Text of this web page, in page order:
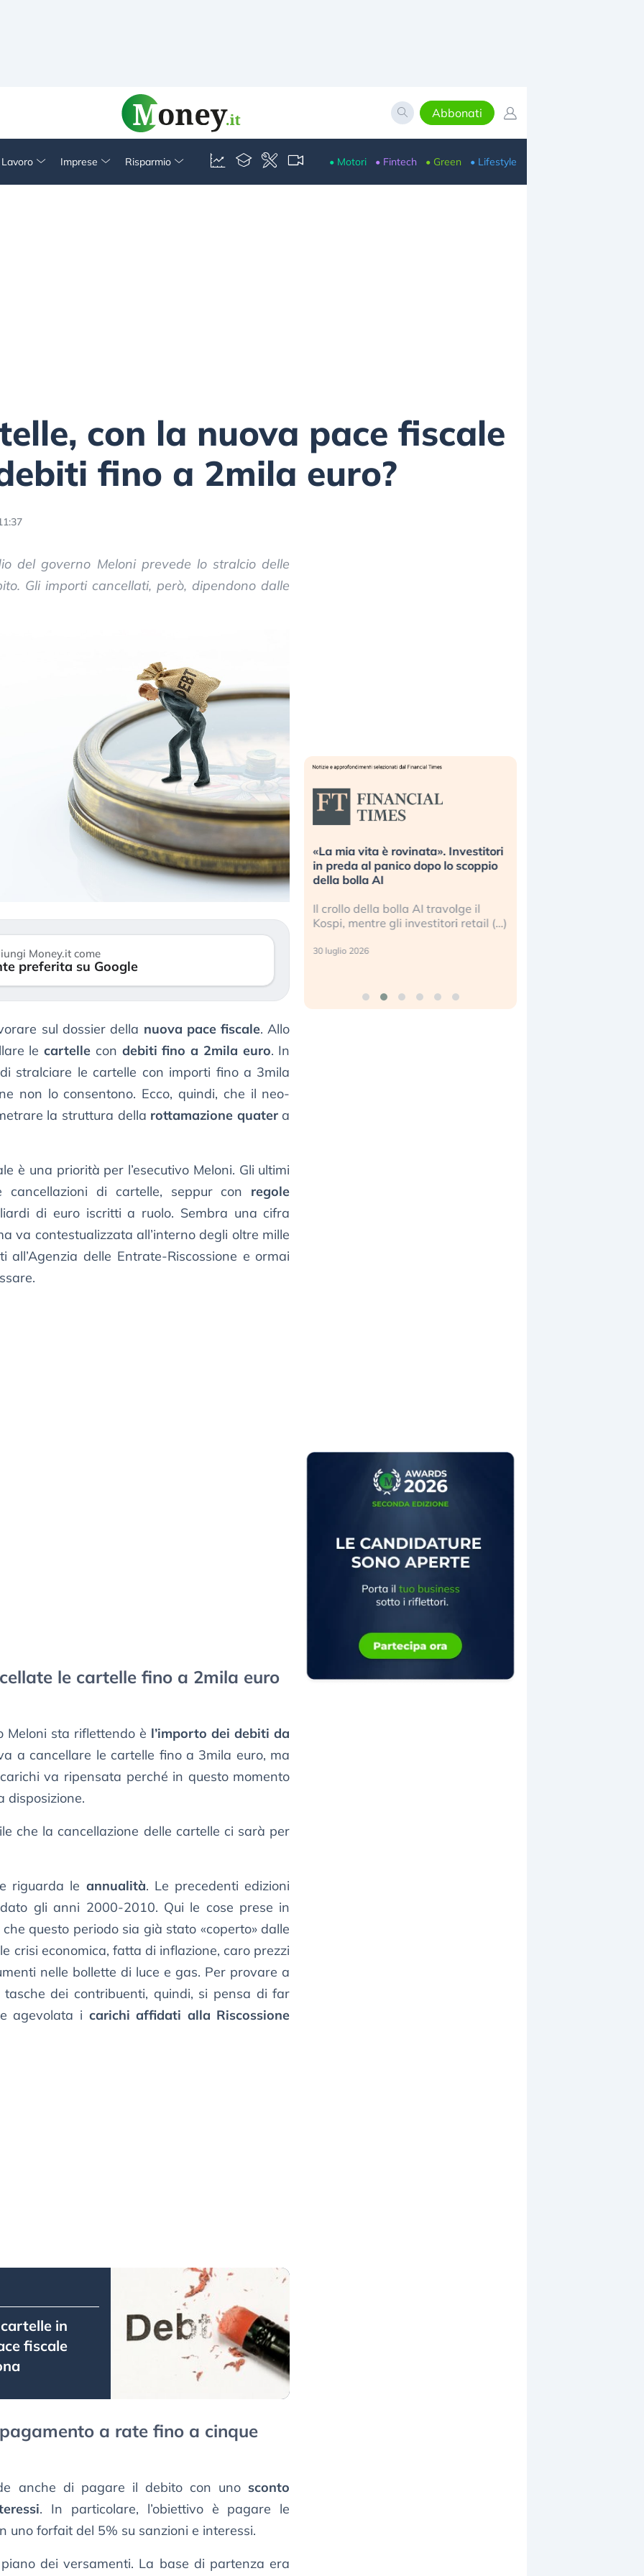
Abbonati
Imprese Risparmio • Motori • Fintech • Green • Lifestyle
con la nuova pace fiscale
fino a 2mila euro?
del governo Meloni prevede lo stralcio delle
Gli importi cancellati, però, dipendono dalle
Money.it come
preferita su Google
sul dossier della nuova pace fiscale. Allo
lecartelle con debiti fino a 2mila euro. In
stralciare le cartelle con importi fino a 3mila
non lo consentono. Ecco, quindi, che il neo-
la struttura della rottamazione quatera
è una priorità per l’esecutivo Meloni. Gli ultimi
cancellazioni di cartelle, seppur con regole
di euro iscritti a ruolo. Sembra una cifra
va contestualizzata all’interno degli oltre mille
delle Entrate-Riscossione e ormai
le cartelle fino a 2mila euro
Meloni sta riflettendo è l’importo dei debiti da
a cancellare le cartelle fino a 3mila euro, ma
va ripensata perché in questo momento
disposizione.
che la cancellazione delle cartelle ci sarà per
riguarda le annualità. Le precedenti edizioni
gli anni 2000-2010. Qui le cose prese in
questo periodo sia già stato «coperto» dalle
crisi economica, fatta di inflazione, caro prezzi
nelle bollette di luce e gas. Per provare a
dei contribuenti, quindi, si pensa di far
agevolata i carichi affidati alla Riscossione
in
fiscale
a rate fino a cinque
anche di pagare il debito con uno sconto
. In particolare, l’obiettivo è pagare le
uno forfait del 5% su sanzioni e interessi.
dei versamenti. La base di partenza era
Dalle valutazioni estreme alla
correzione. Cosa sta guidando il
repricing degli asset?
mostrando segni di stanchezza
verso le (…)
3 agosto 2026
«La mia vita è rovinata». Investitori
in preda al panico dopo lo scoppio
della bolla AI
Il crollo della bolla AI travolge il
Kospi, mentre gli investitori retail (…)
30 luglio 2026
Quando la finanza pesa più
dell’economia reale.
sempre più sganciata